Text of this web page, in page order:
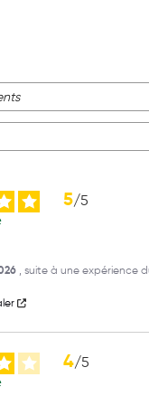
5/5
, suite à une expérience
4/5